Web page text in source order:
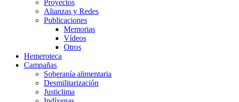
Proyectos
Alianzas y Redes
Publicaciones
Memorias
Vídeos
Otros
Hemeroteca
Campañas
Soberanía alimentaria
Desmilitarización
Justiclima